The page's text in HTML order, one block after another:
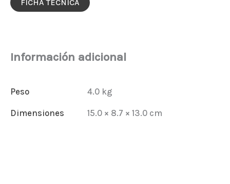
AUX12
FICHA TÉCNICA
Información adicional
Peso 4.0 kg
Dimensiones 15.0 × 8.7 × 13.0 cm